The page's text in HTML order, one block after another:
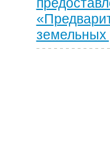
земельных